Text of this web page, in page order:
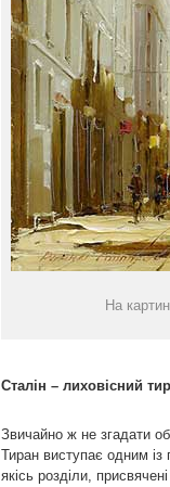
На
Сталін – лиховісний
Звичайно ж не згадати
Тиран виступає одним із
якісь розділи,